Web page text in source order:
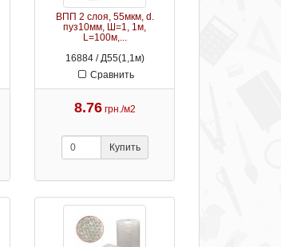
ВПП 2 слоя, 55мкм, d.
пуз10мм, Ш=1, 1м,
L=100м,...
16884 / Д55(1,1м)
Сравнить
8.76 грн./м2
Купить